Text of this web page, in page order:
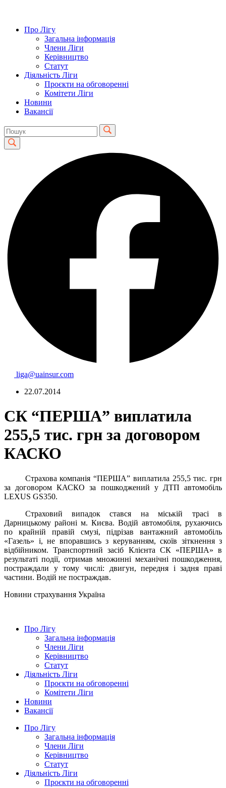
Про Лігу
Загальна інформація
Члени Ліги
Керівництво
Статут
Діяльність Ліги
Проєкти на обговоренні
Комітети Ліги
Новини
Вакансії
liga@uainsur.com
22.07.2014
СК “ПЕРША” виплатила
255,5 тис. грн за договором
КАСКО
Страхова компанія “ПЕРША” виплатила 255,5 тис. грн
за договором КАСКО за пошкоджений у ДТП автомобіль
LEXUS GS350.
Страховий випадок стався
на міській трасі
в
Дарницькому районі м. Києва. Водій автомобіля, рухаючись
по крайній правій
смузі, підрізав
вантажний автомобіль
«Газель» і, не впоравшись з керуванням, скоїв зіткнення з
відбійником.Транспортний засіб Клієнта СК «ПЕРША»в
результаті події, отримав множинні механічні пошкодження,
постраждали
у тому числі: двигун,передня і задня праві
частини. Водій не постраждав.
Новини страхування Україна
Про Лігу
Загальна інформація
Члени Ліги
Керівництво
Статут
Діяльність Ліги
Проєкти на обговоренні
Комітети Ліги
Новини
Вакансії
Про Лігу
Загальна інформація
Члени Ліги
Керівництво
Статут
Діяльність Ліги
Проєкти на обговоренні